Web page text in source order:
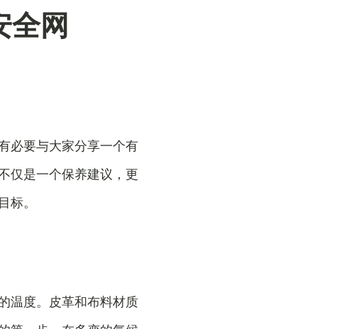
全网
必要与大家分享一个有
仅是一个保养建议，更
。
温度。皮革和布料材质